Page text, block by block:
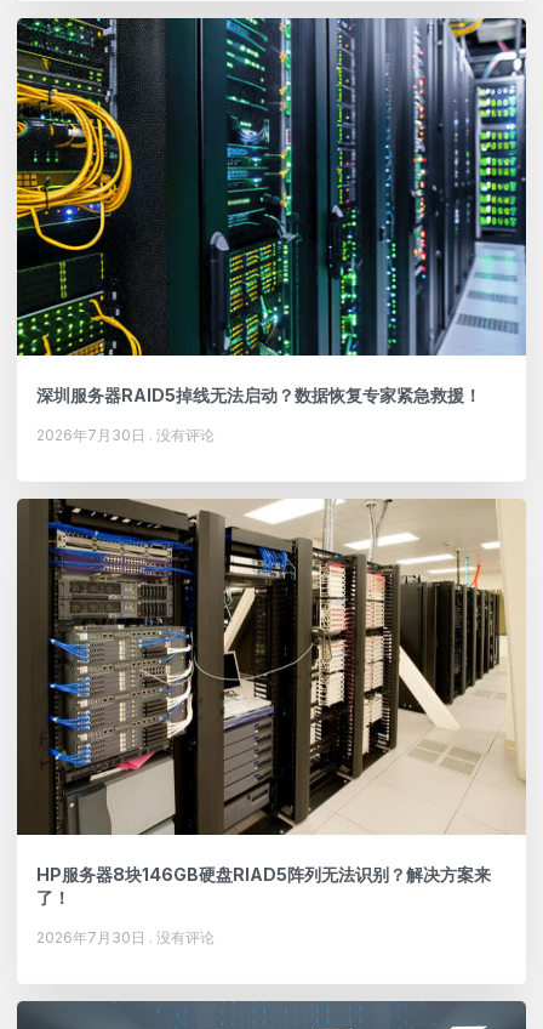
深圳服务器RAID5掉线无法启动？数据恢复专家紧急救援！
2026年7月30日 没有评论
HP服务器8块146GB硬盘RIAD5阵列无法识别？解决方案来
了！
2026年7月30日 没有评论